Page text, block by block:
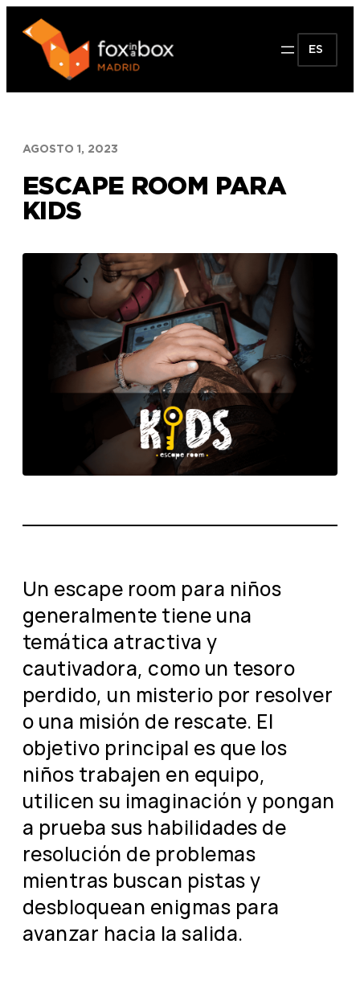
Saltar
contenido
ES
AGOSTO 1, 2023
ESCAPE ROOM PARA
KIDS
Un escape room para niños
generalmente tiene una
temática atractiva y
cautivadora, como un tesoro
perdido, un misterio por resolver
o una misión de rescate. El
objetivo principal es que los
niños trabajen en equipo,
utilicen su imaginación y pongan
a prueba sus habilidades de
resolución de problemas
mientras buscan pistas y
desbloquean enigmas para
avanzar hacia la salida.